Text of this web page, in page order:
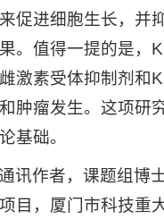
促进细胞生长，并
。值得一提的是
激素受体抑制剂
肿瘤发生。这项研
基础。
讯作者，课题组博
目，厦门市科技重